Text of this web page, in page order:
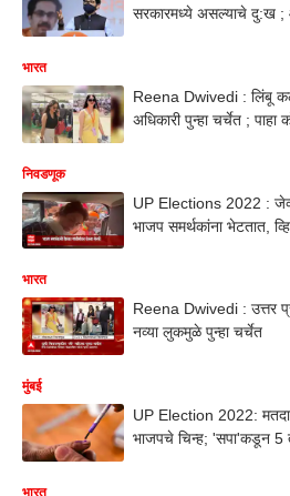
सरकारमध्ये असल्याचे दु:ख ;
भारत
Reena Dwivedi : लिंबू
अधिकारी पुन्हा चर्चेत ; पाहा
निवडणूक
UP Elections 2022 : जेव्हा
भाजप समर्थकांना भेटतात,
भारत
Reena Dwivedi : उत्तर
नव्या लुकमुळे पुन्हा चर्चेत
मुंबई
UP Election 2022:
भाजपचे चिन्ह; 'सपा'कडून 5
भारत